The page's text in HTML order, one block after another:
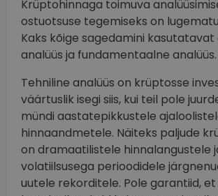
Krüptohinnaga toimuva
ostuotsuse tegemiseks on
Kaks kõige sagedamini
analüüs ja fundamentaalne analüüs.
Tehniline analüüs on krüptosse
väärtuslik isegi siis, kui teil pole
mündi aastatepikkustele
hinnaandmetele. Näiteks paljude
on dramaatilistele hinnalangustele
volatiilsusega perioodidele
uutele rekorditele. Pole garantiid,